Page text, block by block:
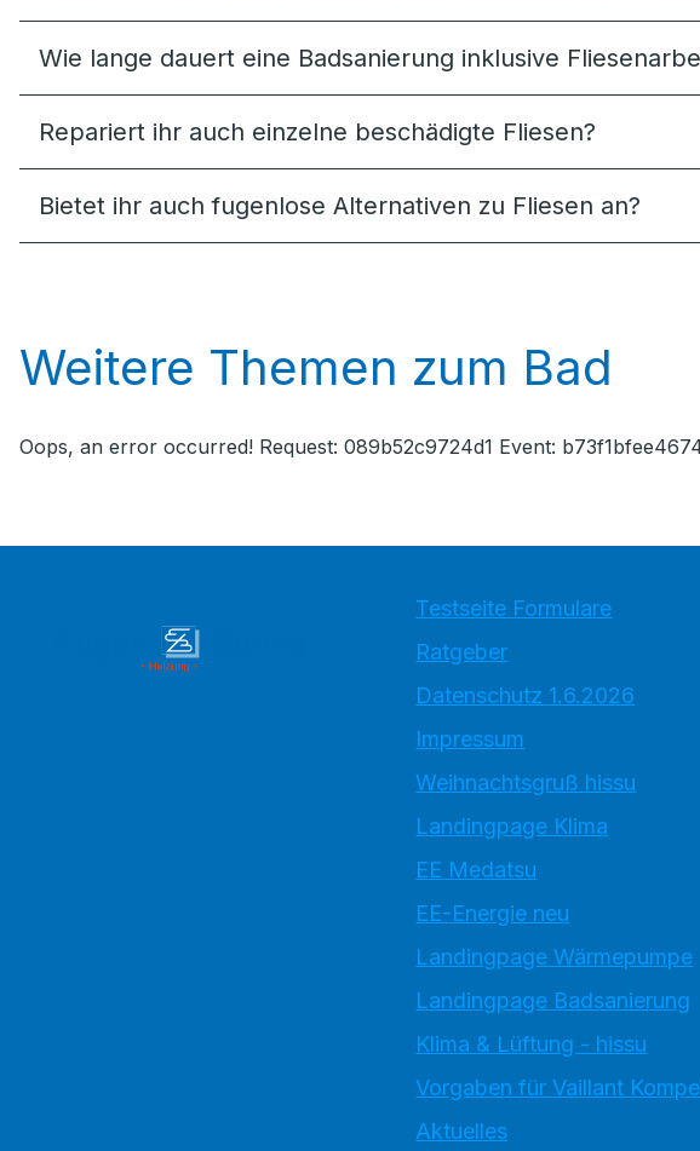
Wie lange dauert eine Badsanierung inklusive
Repariert ihr auch einzelne beschädigte Fliesen?
Bietet ihr auch fugenlose Alternativen zu Fliesen an?
Weitere Themen zum Bad
Oops, an error occurred! Request: 089b52c9724d1 Event:
Testseite Formulare
Ratgeber
Datenschutz 1.6.2026
Impressum
Weihnachtsgruß hissu
Landingpage Klima
EE Medatsu
EE-Energie neu
Landingpage Wärmepumpe
Landingpage Badsanierung
Klima & Lüftung - hissu
Vorgaben für Vaillant
Aktuelles